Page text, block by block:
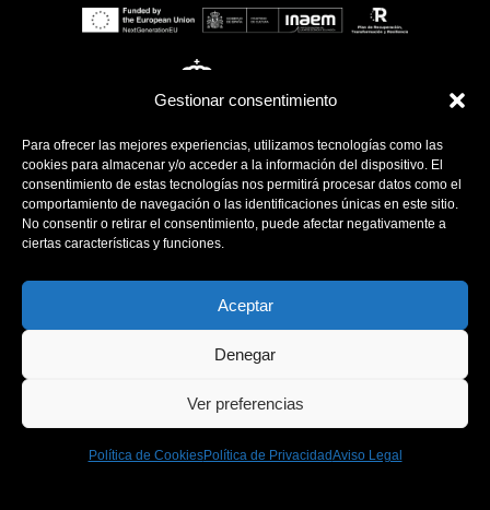
Gestionar consentimiento
Para ofrecer las mejores experiencias, utilizamos tecnologías como las
cookies para almacenar y/o acceder a la información del dispositivo. El
consentimiento de estas tecnologías nos permitirá procesar datos como el
comportamiento de navegación o las identificaciones únicas en este sitio.
No consentir o retirar el consentimiento, puede afectar negativamente a
ciertas características y funciones.
Aceptar
Denegar
Ver preferencias
Política de CookiesPolítica de PrivacidadAviso Legal